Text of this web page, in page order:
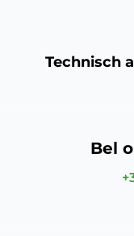
Technisch
Bel